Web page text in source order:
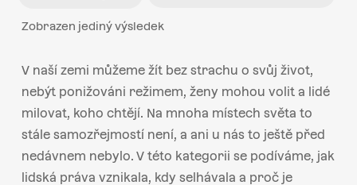
Zobrazen jediný výsledek
V naší zemi můžeme žít bez strachu o svůj život,
nebýt ponižováni režimem, ženy mohou volit a lidé
milovat, koho chtějí. Na mnoha místech světa to
stále samozřejmostí není, a ani u nás to ještě před
nedávnem nebylo. V této kategorii se podíváme, jak
lidská práva vznikala, kdy selhávala a proč je